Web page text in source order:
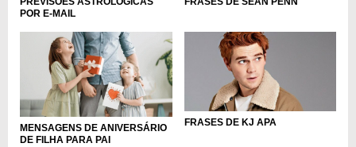
POR E-MAIL
MENSAGENS DE ANIVERSÁRIO
DE FILHA PARA PAI
FRASES DE KJ APA